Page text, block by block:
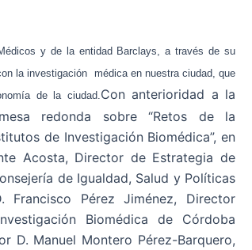
y de la entidad Barclays, a través de su
la investigación médica en nuestra ciudad, que
de la ciudad.Con anterioridad a la
redonda sobre “Retos de la
de Investigación Biomédica”, en
Acosta, Director de Estrategia de
de Igualdad, Salud y Políticas
Pérez Jiménez, Director
Biomédica de Córdoba
D. Manuel Montero Pérez-Barquero,